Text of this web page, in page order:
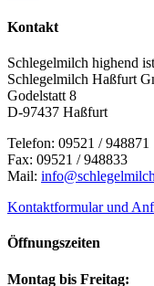
Kontakt
Schlegelmilch highend
Schlegelmilch Haßfurt
Godelstatt 8
D-97437 Haßfurt
Telefon: 09521 / 948871
Fax: 09521 / 948833
Mail:
Kontaktformular und
Öffnungszeiten
Montag bis Freitag: